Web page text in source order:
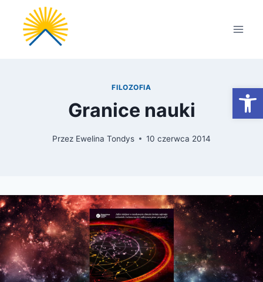
Przejdź
treści
FILOZOFIA
Granice nauki
Przez Ewelina Tondys 10 czerwca 2014